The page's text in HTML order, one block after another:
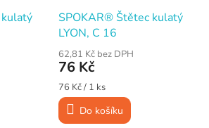
SPOKAR® Štětec kulatý
LYON, C 16
62,81 Kč bez DPH
76 Kč
Měrná
cena:
76 Kč / 1 ks
Do košíku